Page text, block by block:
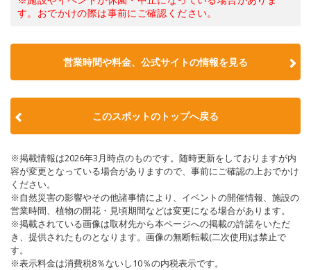
す。おでかけの際は事前にご確認ください。
営業時間や料金、公式サイトの情報を見る
このスポットのトップへ戻る
※掲載情報は2026年3月時点のものです。随時更新をしておりますが内
容が変更となっている場合がありますので、事前にご確認の上おでかけ
ください。
※自然災害の影響やその他諸事情により、イベントの開催情報、施設の
営業時間、植物の開花・見頃期間などは変更になる場合があります。
※掲載されている画像は取材先から本ページへの掲載の許諾をいただ
き、提供されたものとなります。画像の無断転載(二次使用)は禁止で
す。
※表示料金は消費税8％ないし10％の内税表示です。